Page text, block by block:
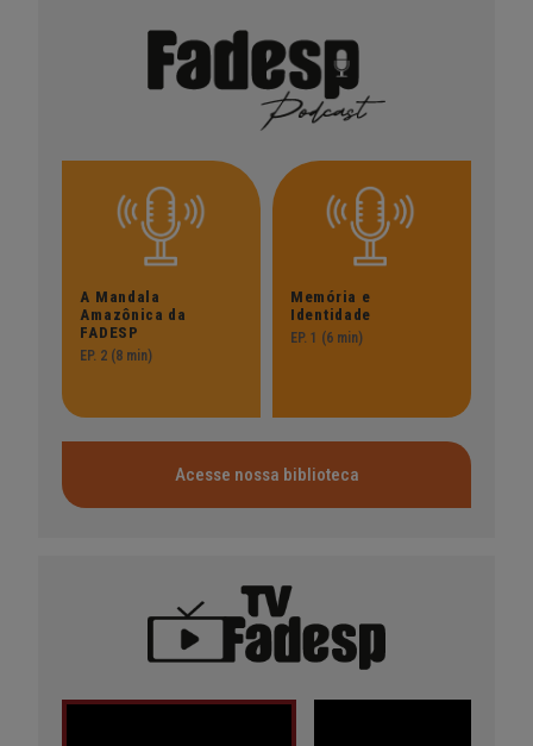
A Mandala
Amazônica da
FADESP
EP. 2 (8 min)
Memória e
Identidade
EP. 1 (6 min)
Acesse nossa biblioteca